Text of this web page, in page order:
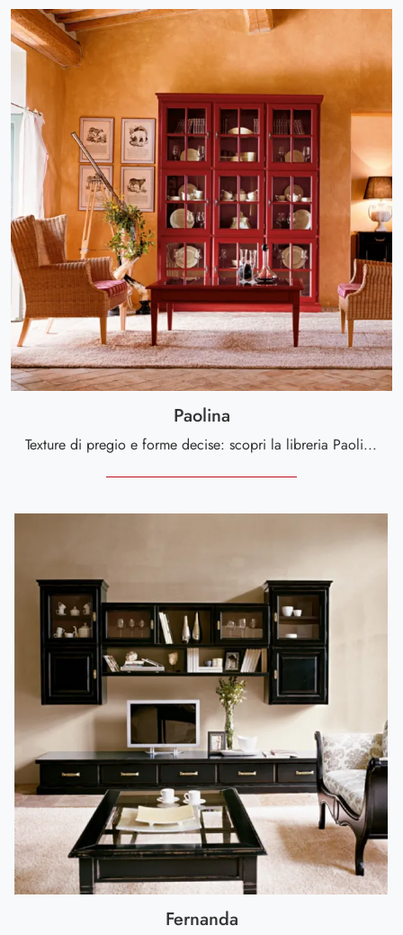
Paolina
Texture di pregio e forme decise: scopri la libreria Paolina di Tonin Casa tra le più esclusive Librerie classiche a muro.
Fernanda